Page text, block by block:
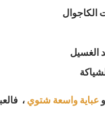
الكاجوال
الغسيل
عباية واسعة شتوي ،